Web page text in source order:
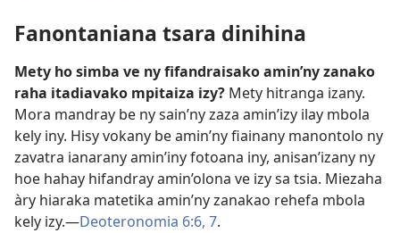
Fanontaniana tsara dinihina
Mety ho simba ve ny fifandraisako amin’ny zanako
raha itadiavako mpitaiza izy? Mety hitranga izany.
Mora mandray be ny sain’ny zaza amin’izy ilay mbola
kely iny. Hisy vokany be amin’ny fiainany manontolo ny
zavatra ianarany amin’iny fotoana iny, anisan’izany ny
hoe hahay hifandray amin’olona ve izy sa tsia. Miezaha
àry hiaraka matetika amin’ny zanakao rehefa mbola
kely izy.—Deoteronomia 6:6, 7.